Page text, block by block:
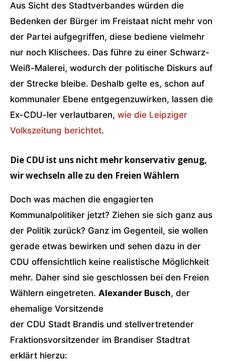
Aus Sicht des Stadtverbandes würden die
Bedenken der Bürger im Freistaat nicht mehr von
der Partei aufgegriffen, diese bediene vielmehr
nur noch Klischees. Das führe zu einer Schwarz-
Weiß-Malerei, wodurch der politische Diskurs auf
der Strecke bleibe. Deshalb gelte es, schon auf
kommunaler Ebene entgegenzuwirken, lassen die
Ex-CDU-ler verlautbaren, wie die Leipziger
Volkszeitung berichtet.
Die CDU ist uns nicht mehr konservativ genug,
wir wechseln alle zu den Freien Wählern
Doch was machen die engagierten
Kommunalpolitiker jetzt? Ziehen sie sich ganz aus
der Politik zurück? Ganz im Gegenteil, sie wollen
gerade etwas bewirken und sehen dazu in der
CDU offensichtlich keine realistische Möglichkeit
mehr. Daher sind sie geschlossen bei den Freien
Wählern eingetreten. Alexander Busch, der
ehemalige Vorsitzende
der CDU Stadt Brandis und stellvertretender
Fraktionsvorsitzender im Brandiser Stadtrat
erklärt hierzu: